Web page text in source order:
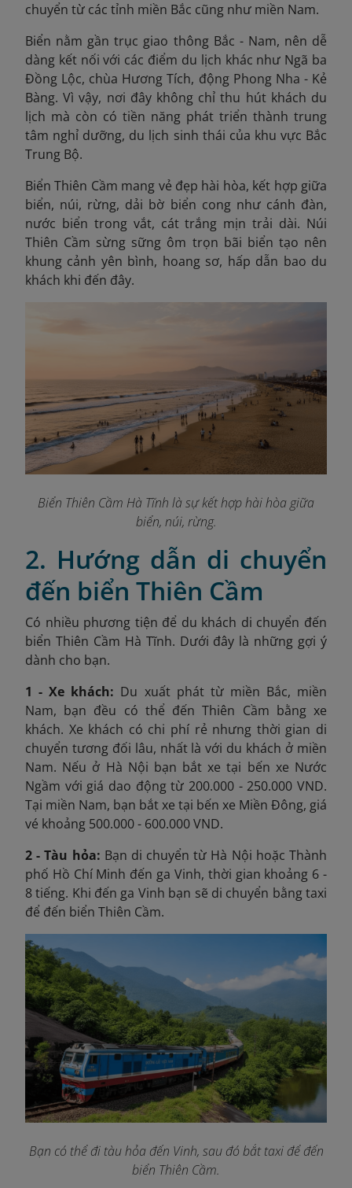
chuyển từ các tỉnh miền Bắc cũng như miền Nam.
Biển nằm gần trục giao thông Bắc - Nam, nên dễ
dàng kết nối với các điểm du lịch khác như Ngã ba
Đồng Lộc, chùa Hương Tích, động Phong Nha - Kẻ
Bàng. Vì vậy, nơi đây không chỉ thu hút khách du
lịch mà còn có tiền năng phát triển thành trung
tâm nghỉ dưỡng, du lịch sinh thái của khu vực Bắc
Trung Bộ.
Biển Thiên Cầm mang vẻ đẹp hài hòa, kết hợp giữa
biển, núi, rừng, dải bờ biển cong như cánh đàn,
nước biển trong vắt, cát trắng mịn trải dài. Núi
Thiên Cầm sừng sững ôm trọn bãi biển tạo nên
khung cảnh yên bình, hoang sơ, hấp dẫn bao du
khách khi đến đây.
Biển Thiên Cầm Hà Tĩnh là sự kết hợp hài hòa giữa
biển, núi, rừng.
2. Hướng dẫn di chuyển
đến biển Thiên Cầm
Có nhiều phương tiện để du khách di chuyển đến
biển Thiên Cầm Hà Tĩnh. Dưới đây là những gợi ý
dành cho bạn.
1 - Xe khách: Du xuất phát từ miền Bắc, miền
Nam, bạn đều có thể đến Thiên Cầm bằng xe
khách. Xe khách có chi phí rẻ nhưng thời gian di
chuyển tương đối lâu, nhất là với du khách ở miền
Nam. Nếu ở Hà Nội bạn bắt xe tại bến xe Nước
Ngầm với giá dao động từ 200.000 - 250.000 VND.
Tại miền Nam, bạn bắt xe tại bến xe Miền Đông, giá
vé khoảng 500.000 - 600.000 VND.
2 - Tàu hỏa: Bạn di chuyển từ Hà Nội hoặc Thành
phố Hồ Chí Minh đến ga Vinh, thời gian khoảng 6 -
8 tiếng. Khi đến ga Vinh bạn sẽ di chuyển bằng taxi
để đến biển Thiên Cầm.
Bạn có thể đi tàu hỏa đến Vinh, sau đó bắt taxi để đến
biển Thiên Cầm.